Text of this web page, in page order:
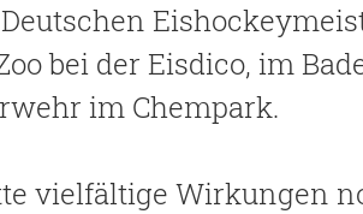
bei der Eisdico, im
im Chempark.
vielfältige Wirkungen